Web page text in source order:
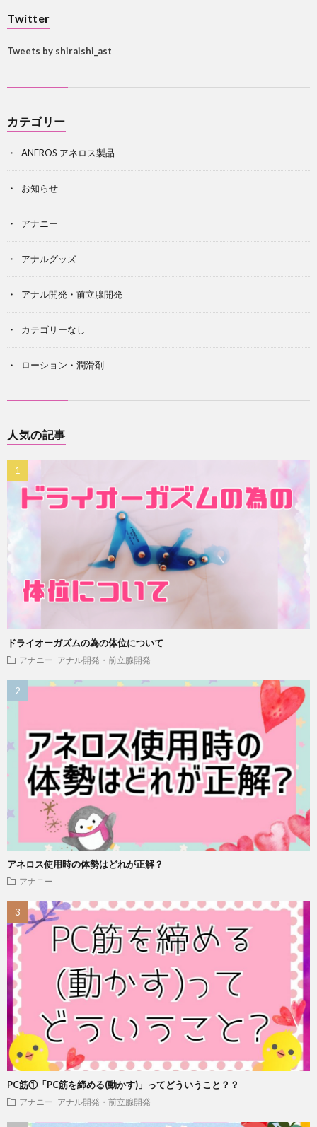
Twitter
Tweets by shiraishi_ast
カテゴリー
ANEROS アネロス製品
お知らせ
アナニー
アナルグッズ
アナル開発・前立腺開発
カテゴリーなし
ローション・潤滑剤
人気の記事
ドライオーガズムの為の体位について
アナニー アナル開発・前立腺開発
アネロス使用時の体勢はどれが正解？
アナニー
PC筋①「PC筋を締める(動かす)」ってどういうこと？？
アナニー アナル開発・前立腺開発